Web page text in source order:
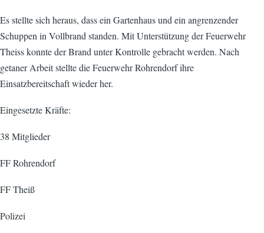
Es stellte sich heraus, dass ein Gartenhaus und ein angrenzender
Schuppen in Vollbrand standen. Mit Unterstützung der Feuerwehr
Theiss konnte der Brand unter Kontrolle gebracht werden. Nach
getaner Arbeit stellte die Feuerwehr Rohrendorf ihre
Einsatzbereitschaft wieder her.
Eingesetzte Kräfte:
38 Mitglieder
FF Rohrendorf
FF Theiß
Polizei